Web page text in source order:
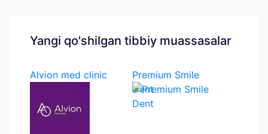
Yangi qo'shilgan tibbiy muassasalar
Alvion med clinic
Premium Smile
Dent